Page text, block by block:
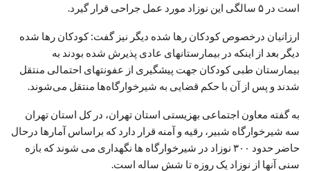
است در ۵ سالگی این نوزاد مورد عمل جراحی قرار گیرد.
ارزانیان درخصوص کودکان رها شده دیگر نیز گفت: کودکان رها شده
دیگر بعد از اینکه در بیمارستانهای عادی پذیرش شده بودند به
بیمارستان طبی کودکان جهت پیشگیری از عفونتهای احتمالی منتقل
شدند و پس از آن با حکم قضایی به شیرخوارگاه‌ها منتقل می‌شوند.
به گفته معاون اجتماعی بهزیستی استان تهران، در کل استان تهران
سه شیرخوارگاه شبیر، رقیه و آمنه قرار دارد که براساس آمارها درحال
حاضر حدود ۳۰۰ نوزاد در شیرخوارگاه ها نگهداری می شوند که بازه
سنی آنها از نوزاد یک روزه تا شش ساله است.